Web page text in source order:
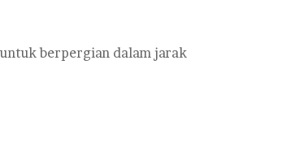
berpergian dalam jarak